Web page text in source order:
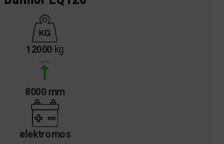
12000 kg
8000 mm
elektromos